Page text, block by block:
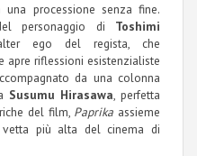
processione senza fine.
personaggio di Toshimi
ego del regista, che
apre riflessioni esistenzialiste
da una colonna
Susumu Hirasawa, perfetta
del film, Paprika assieme
più alta del cinema di